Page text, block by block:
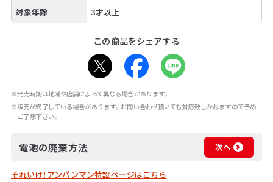
対象年齢
3才以上
この商品をシェアする
※発売時期は地域や店舗によって異なる場合があります。
※販売が終了している場合があります。お問い合わせ頂いても対応致しかねますので予め
ご了承下さい。
電池の廃棄方法 次へ
それいけ！アンパンマン特設ページはこちら